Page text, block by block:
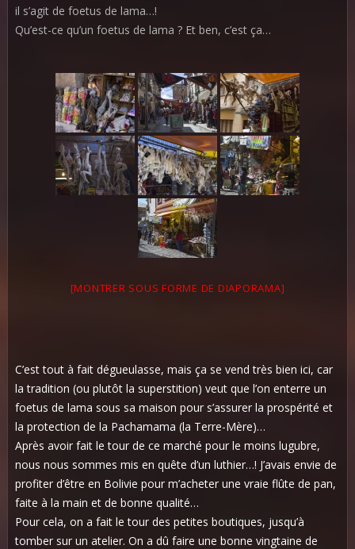
il s’agit de foetus de lama…!
Qu’est-ce qu’un foetus de lama ? Et ben, c’est ça…
[MONTRER SOUS FORME DE DIAPORAMA]
C’est tout à fait dégueulasse, mais ça se vend très bien ici, car
la tradition (ou plutôt la superstition) veut que l’on enterre un
foetus de lama sous sa maison pour s’assurer la prospérité et
la protection de la Pachamama (la Terre-Mère)…
Après avoir fait le tour de ce marché pour le moins lugubre,
nous nous sommes mis en quête d’un luthier…! J’avais envie de
profiter d’être en Bolivie pour m’acheter une vraie flûte de pan,
faite à la main et de bonne qualité…
Pour cela, on a fait le tour des petites boutiques, jusqu’à
tomber sur un atelier. On a dû faire une bonne vingtaine de